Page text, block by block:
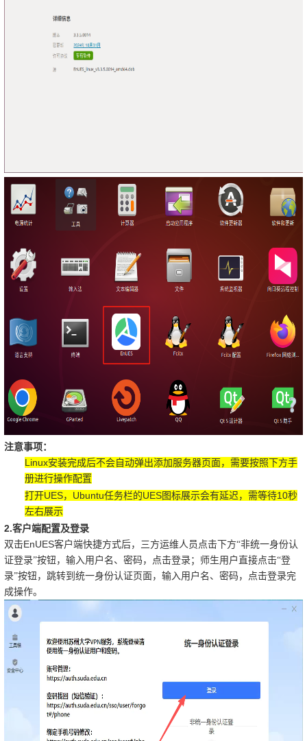
注意事项：
Linux安装完成后不会自动弹出添加服务器页面，需要按照下方手
册进行操作配置
打开UES， Ubuntu任务栏的UES图标展示会有延迟，需等待10秒
左右展示
2.客户端配置及登录
双击EnUES客户端快捷方式后，三方运维人员点击下方“非统一身份认
证登录”按钮，输入用户名、密码，点击登录；师生用户直接点击“登
录”按钮，跳转到统一身份认证页面，输入用户名、密码，点击登录完
成操作。